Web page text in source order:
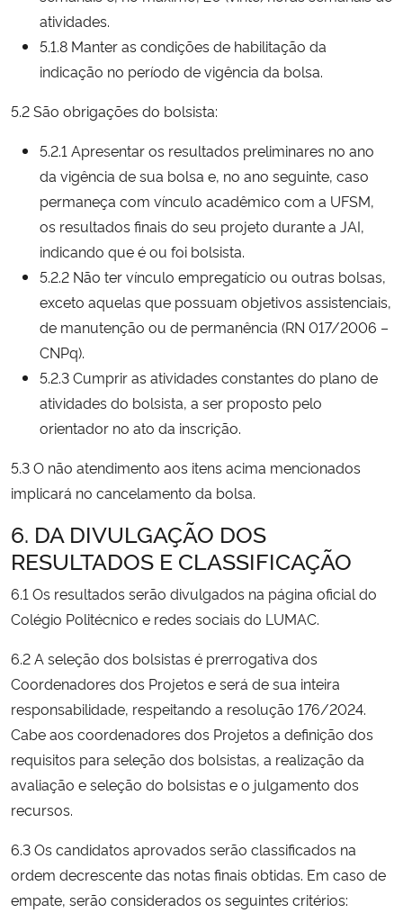
atividades.
5.1.8 Manter as condições de habilitação da
indicação no período de vigência da bolsa.
5.2 São obrigações do bolsista:
5.2.1 Apresentar os resultados preliminares no ano
da vigência de sua bolsa e, no ano seguinte, caso
permaneça com vínculo acadêmico com a UFSM,
os resultados finais do seu projeto durante a JAI,
indicando que é ou foi bolsista.
5.2.2 Não ter vínculo empregatício ou outras bolsas,
exceto aquelas que possuam objetivos assistenciais,
de manutenção ou de permanência (RN 017/2006 –
CNPq).
5.2.3 Cumprir as atividades constantes do plano de
atividades do bolsista, a ser proposto pelo
orientador no ato da inscrição.
5.3 O não atendimento aos itens acima mencionados
implicará no cancelamento da bolsa.
6. DA DIVULGAÇÃO DOS
RESULTADOS E CLASSIFICAÇÃO
6.1 Os resultados serão divulgados na página oficial do
Colégio Politécnico e redes sociais do LUMAC.
6.2 A seleção dos bolsistas é prerrogativa dos
Coordenadores dos Projetos e será de sua inteira
responsabilidade, respeitando a resolução 176/2024.
Cabe aos coordenadores dos Projetos a definição dos
requisitos para seleção dos bolsistas, a realização da
avaliação e seleção do bolsistas e o julgamento dos
recursos.
6.3 Os candidatos aprovados serão classificados na
ordem decrescente das notas finais obtidas. Em caso de
empate, serão considerados os seguintes critérios: